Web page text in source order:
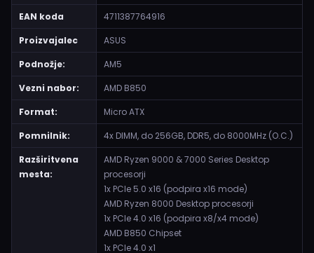
EAN koda
4711387764916
Proizvajalec
ASUS
Podnožje:
AM5
Vezni nabor:
AMD B850
Format:
Micro ATX
Pomnilnik:
4x DIMM, do 256GB, DDR5, do 8000MHz (O.C.)
Razširitvena
mesta:
AMD Ryzen 9000 & 7000 Series Desktop
procesorji
1x PCIe 5.0 x16 (podpira x16 mode)
AMD Ryzen 8000 Desktop procesorji
1x PCIe 4.0 x16 (podpira x8/x4 mode)
AMD B850 Chipset
1x PCIe 4.0 x1